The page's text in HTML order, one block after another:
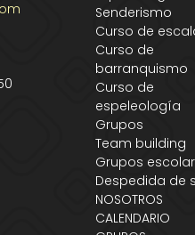
Senderismo
Curso de
Curso de
barranquismo
Curso de
espeleología
Grupos
Team building
Grupos
Despedida de
NOSOTROS
CALENDARIO